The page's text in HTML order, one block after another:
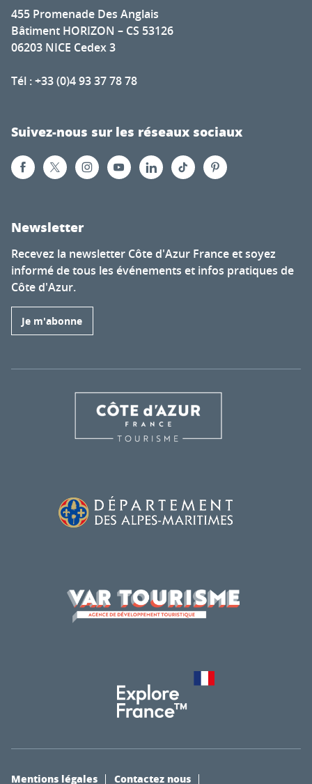
455 Promenade Des Anglais
Bâtiment HORIZON – CS 53126
06203 NICE Cedex 3
Tél : +33 (0)4 93 37 78 78
Suivez-nous sur les réseaux sociaux
Newsletter
Recevez la newsletter Côte d'Azur France et soyez
informé de tous les événements et infos pratiques de
Côte d'Azur.
Je m'abonne
Mentions légales Contactez nous